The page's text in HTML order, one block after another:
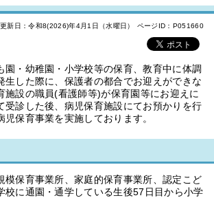
更新日：令和8(2026)年4月1日（水曜日） ページID：P051660
園・幼稚園・小学校等の保育、教育中に体調
生した際に、保護者の都合でお迎えができな
施設の職員(看護師等)が保育園等にお迎えに
受診した後、病児保育施設にてお預かりを行
児保育事業を実施しております。
模保育事業所、家庭的保育事業所、認定こど
校に通園・通学している生後57日目から小学